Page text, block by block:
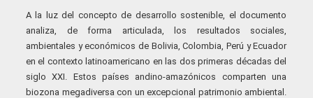
A la luz del concepto de desarrollo sostenible, el documento
analiza, de forma articulada, los resultados sociales,
ambientales y económicos de Bolivia, Colombia, Perú y Ecuador
en el contexto latinoamericano en las dos primeras décadas del
siglo XXI. Estos países andino-amazónicos comparten una
biozona megadiversa con un excepcional patrimonio ambiental.